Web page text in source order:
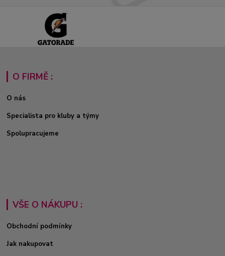
O FIRMĚ :
O nás
Specialista pro kluby a týmy
Spolupracujeme
VŠE O NÁKUPU :
Obchodní podmínky
Jak nakupovat